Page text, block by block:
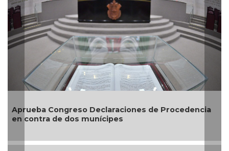
Entrega DIF Municipal de Veracruz cerca de 100
credenciales de discapacidad